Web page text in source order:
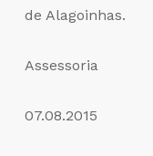
de Alagoinhas.
Assessoria
07.08.2015